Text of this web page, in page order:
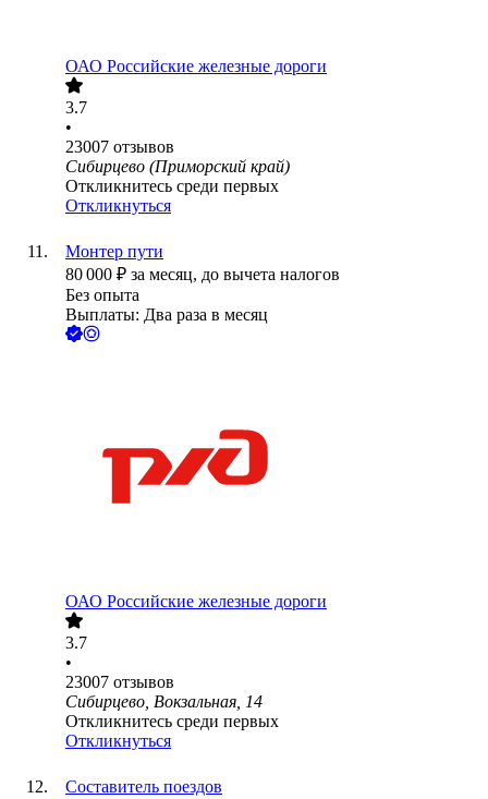
ОАО Российские железные дороги
3.7
•
23007 отзывов
Сибирцево (Приморский край)
Откликнитесь среди первых
Откликнуться
Монтер пути
80 000 ₽ за месяц, до вычета налогов
Без опыта
Выплаты: Два раза в месяц
ОАО Российские железные дороги
3.7
•
23007 отзывов
Сибирцево, Вокзальная, 14
Откликнитесь среди первых
Откликнуться
Составитель поездов